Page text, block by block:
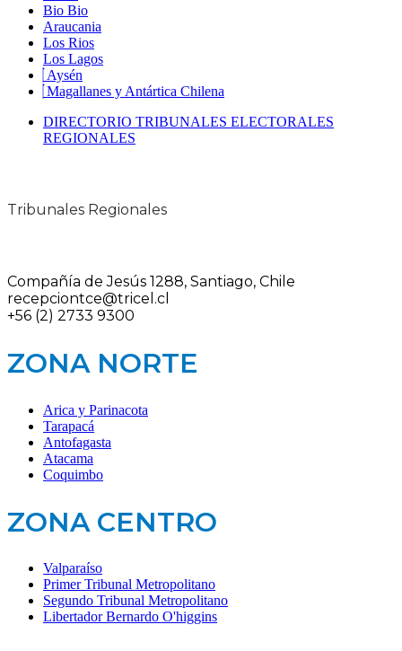
Bio Bio
Araucania
Los Rios
Los Lagos
Aysén
Magallanes y Antártica Chilena
DIRECTORIO TRIBUNALES ELECTORALES
REGIONALES
Tribunales Regionales
Compañía de Jesús 1288, Santiago, Chile
recepciontce@tricel.cl
+56 (2) 2733 9300
ZONA NORTE
Arica y Parinacota
Tarapacá
Antofagasta
Atacama
Coquimbo
ZONA CENTRO
Valparaíso
Primer Tribunal Metropolitano
Segundo Tribunal Metropolitano
Libertador Bernardo O'higgins